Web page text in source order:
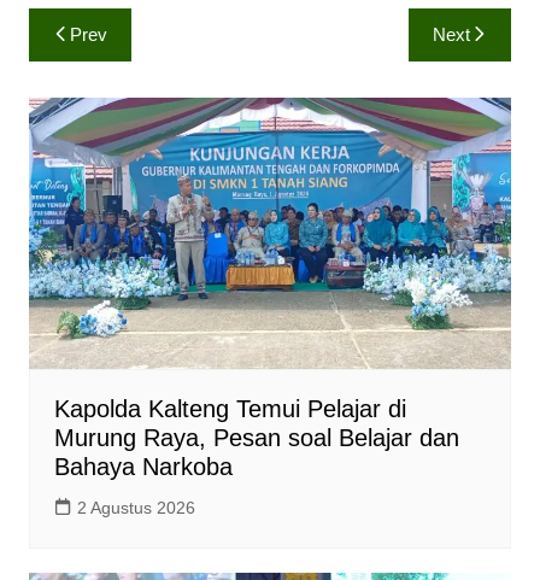
a
t
A
p
p
c
e
o
o
k
i
n
k
Navigasi
pos
Prev Next
Kapolda Kalteng Temui Pelajar di
Murung Raya, Pesan soal Belajar dan
Bahaya Narkoba
2 Agustus 2026